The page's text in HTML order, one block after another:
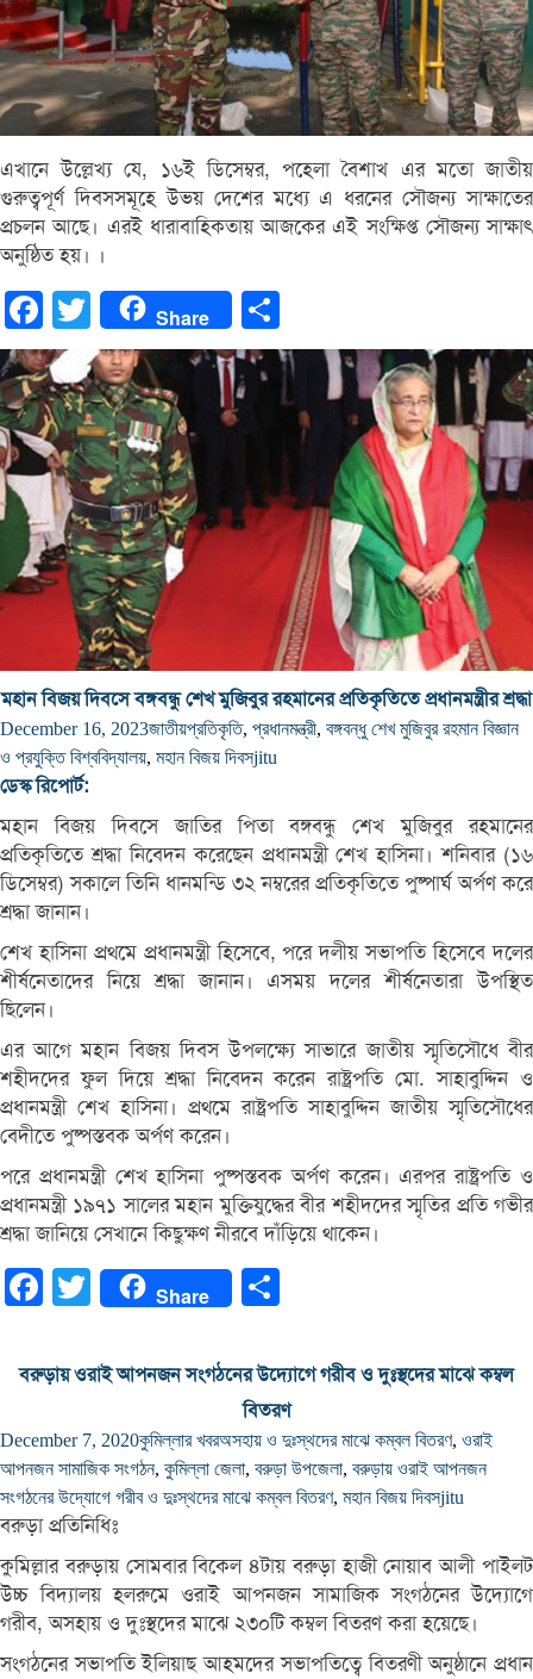
এখানে উল্লেখ্য যে, ১৬ই ডিসেম্বর, পহেলা বৈশাখ এর মতো জাতীয়
গুরুত্বপূর্ণ দিবসসমূহে উভয় দেশের মধ্যে এ ধরনের সৌজন্য সাক্ষাতের
প্রচলন আছে। এরই ধারাবাহিকতায় আজকের এই সংক্ষিপ্ত সৌজন্য সাক্ষাৎ
অনুষ্ঠিত হয়। ।
FacebookTwitter Share
মহান বিজয় দিবসে বঙ্গবন্ধু শেখ মুজিবুর রহমানের প্রতিকৃতিতে প্রধানমন্ত্রীর শ্রদ্ধা
December 16, 2023জাতীয়প্রতিকৃতি, প্রধানমন্ত্রী, বঙ্গবন্ধু শেখ মুজিবুর রহমান বিজ্ঞান
ও প্রযুক্তি বিশ্ববিদ্যালয়, মহান বিজয় দিবসjitu
ডেস্ক রিপোর্ট:
মহান বিজয় দিবসে জাতির পিতা বঙ্গবন্ধু শেখ মুজিবুর রহমানের
প্রতিকৃতিতে শ্রদ্ধা নিবেদন করেছেন প্রধানমন্ত্রী শেখ হাসিনা। শনিবার (১৬
ডিসেম্বর) সকালে তিনি ধানমন্ডি ৩২ নম্বরের প্রতিকৃতিতে পুষ্পার্ঘ অর্পণ করে
শ্রদ্ধা জানান।
শেখ হাসিনা প্রথমে প্রধানমন্ত্রী হিসেবে, পরে দলীয় সভাপতি হিসেবে দলের
শীর্ষনেতাদের নিয়ে শ্রদ্ধা জানান। এসময় দলের শীর্ষনেতারা উপস্থিত
ছিলেন।
এর আগে মহান বিজয় দিবস উপলক্ষ্যে সাভারে জাতীয় স্মৃতিসৌধে বীর
শহীদদের ফুল দিয়ে শ্রদ্ধা নিবেদন করেন রাষ্ট্রপতি মো. সাহাবুদ্দিন ও
প্রধানমন্ত্রী শেখ হাসিনা। প্রথমে রাষ্ট্রপতি সাহাবুদ্দিন জাতীয় স্মৃতিসৌধের
বেদীতে পুষ্পস্তবক অর্পণ করেন।
পরে প্রধানমন্ত্রী শেখ হাসিনা পুষ্পস্তবক অর্পণ করেন। এরপর রাষ্ট্রপতি ও
প্রধানমন্ত্রী ১৯৭১ সালের মহান মুক্তিযুদ্ধের বীর শহীদদের স্মৃতির প্রতি গভীর
শ্রদ্ধা জানিয়ে সেখানে কিছুক্ষণ নীরবে দাঁড়িয়ে থাকেন।
FacebookTwitter Share
বরুড়ায় ওরাই আপনজন সংগঠনের উদ্যোগে গরীব ও দুঃস্থদের মাঝে কম্বল
বিতরণ
December 7, 2020কুমিল্লার খবরঅসহায় ও দুঃস্থদের মাঝে কম্বল বিতরণ, ওরাই
আপনজন সামাজিক সংগঠন, কুমিল্লা জেলা, বরুড়া উপজেলা, বরুড়ায় ওরাই আপনজন
সংগঠনের উদ্যোগে গরীব ও দুঃস্থদের মাঝে কম্বল বিতরণ, মহান বিজয় দিবসjitu
বরুড়া প্রতিনিধিঃ
কুমিল্লার বরুড়ায় সোমবার বিকেল ৪টায় বরুড়া হাজী নোয়াব আলী পাইলট
উচ্চ বিদ্যালয় হলরুমে ওরাই আপনজন সামাজিক সংগঠনের উদ্যোগে
গরীব, অসহায় ও দুঃস্থদের মাঝে ২৩০টি কম্বল বিতরণ করা হয়েছে।
সংগঠনের সভাপতি ইলিয়াছ আহমদের সভাপতিত্বে বিতরণী অনুষ্ঠানে প্রধান